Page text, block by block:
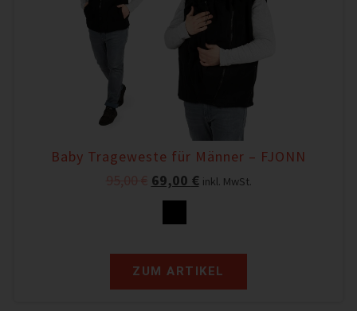
Baby Trageweste für Männer – FJONN
69,00 € inkl. MwSt.
ZUM ARTIKEL